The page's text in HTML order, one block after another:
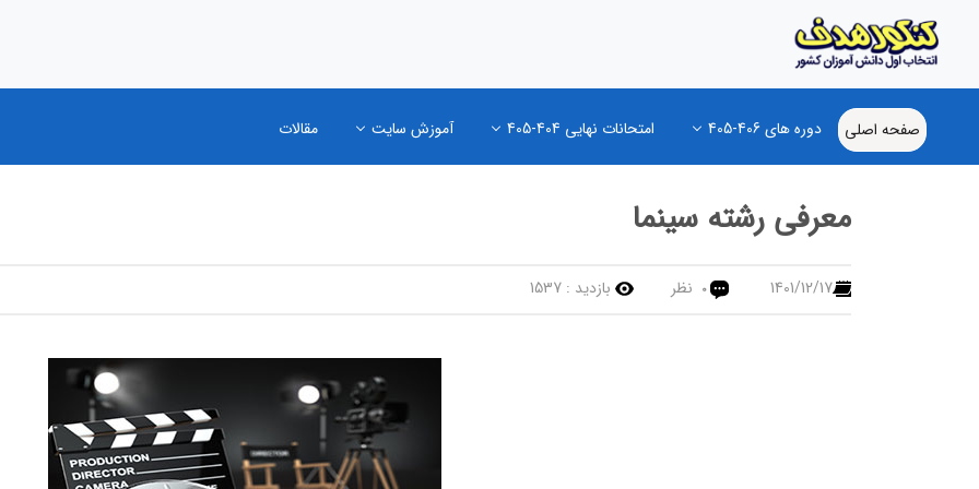
صفحه اصلی دوره های 406-405 امتحانات نهایی 404-405 آموزش سایت مقالات
معرفی رشته سینما
1401/12/17
0 نظر بازدید :1537